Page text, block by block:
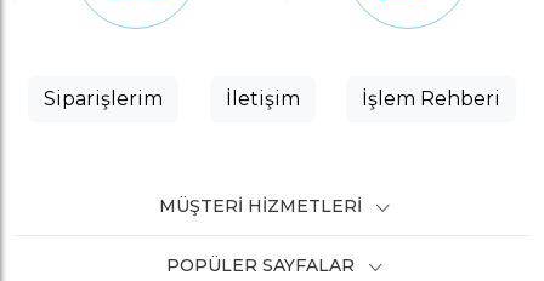
Siparişlerim İletişim İşlem Rehberi
MÜŞTERI HIZMETLERI
POPÜLER SAYFALAR